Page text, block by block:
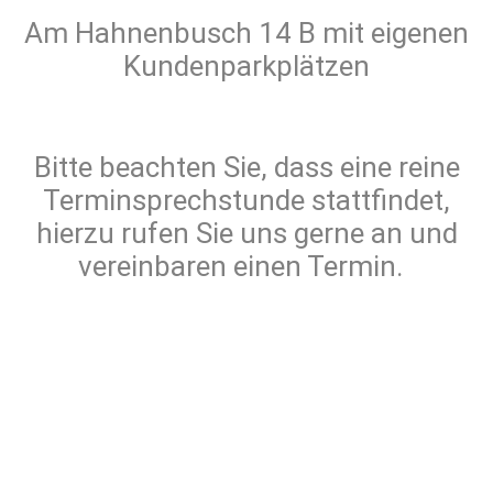
Am Hahnenbusch 14 B mit eigenen
Kundenparkplätzen
Bitte beachten Sie, dass eine reine
Terminsprechstunde stattfindet,
hierzu rufen Sie uns gerne an und
vereinbaren einen Termin.